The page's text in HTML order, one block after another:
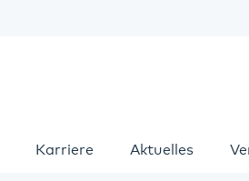
Karriere Aktuelles